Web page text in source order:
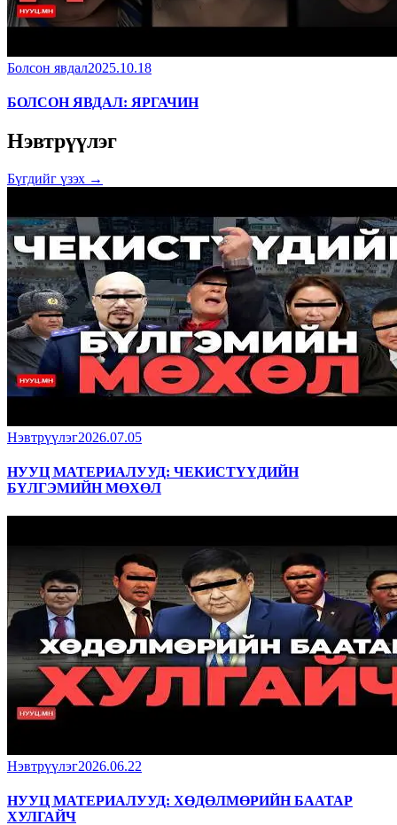
Болсон явдал2025.10.18
БОЛСОН ЯВДАЛ: ЯРГАЧИН
Нэвтрүүлэг
Бүгдийг үзэх →
Нэвтрүүлэг2026.07.05
НУУЦ МАТЕРИАЛУУД: ЧЕКИСТҮҮДИЙН
БҮЛГЭМИЙН МӨХӨЛ
Нэвтрүүлэг2026.06.22
НУУЦ МАТЕРИАЛУУД: ХӨДӨЛМӨРИЙН БААТАР
ХУЛГАЙЧ